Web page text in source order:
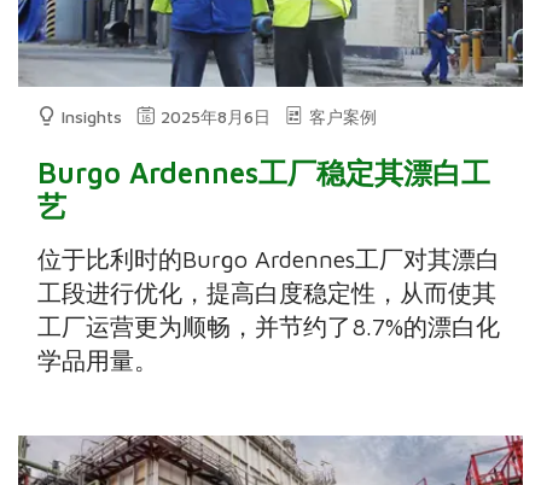
Insights 2025年8月6日 客户案例
Burgo Ardennes工厂稳定其漂白工
艺
位于比利时的Burgo Ardennes工厂对其漂白
工段进行优化，提高白度稳定性，从而使其
工厂运营更为顺畅，并节约了8.7%的漂白化
学品用量。